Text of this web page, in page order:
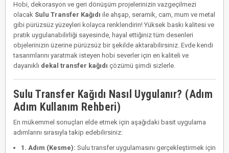
Hobi, dekorasyon ve geri dönüşüm projelerinizin vazgeçilmezi
olacak Sulu Transfer Kağıdı ile ahşap, seramik, cam, mum ve metal
gibi pürüzsüz yüzeyleri kolayca renklendirin! Yüksek baskı kalitesi ve
pratik uygulanabilirliği sayesinde, hayal ettiğiniz tüm desenleri
objelerinizin üzerine pürüzsüz bir şekilde aktarabilirsiniz. Evde kendi
tasarımlarını yaratmak isteyen hobi severler için en kaliteli ve
dayanıklı dekal transfer kağıdı çözümü şimdi sizlerle.
Sulu Transfer Kağıdı Nasıl Uygulanır? (Adım
Adım Kullanım Rehberi)
En mükemmel sonuçları elde etmek için aşağıdaki basit uygulama
adımlarını sırasıyla takip edebilirsiniz:
1. Adım (Kesme): Sulu transfer uygulamasını gerçekleştirmek için